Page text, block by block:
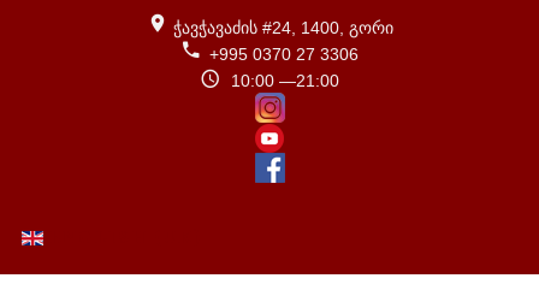
ჭავჭავაძის #24, 1400, გორი
+995 0370 27 3306
10:00 —21:00